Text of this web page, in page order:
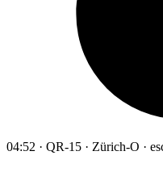
04:52 · QR-15 · Zürich-O ·